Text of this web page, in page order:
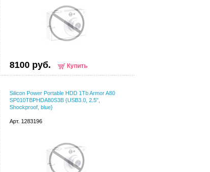
8100 руб. Купить
Silicon Power Portable HDD 1Tb Armor A80
SP010TBPHDA80S3B {USB3.0, 2.5",
Shockproof, blue}
Арт. 1283196